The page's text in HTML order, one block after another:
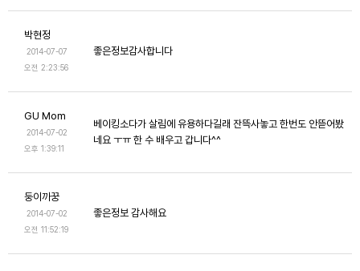
박현정
2014-07-07
오전 2:23:56
좋은정보감사합니다
GU Mom
2014-07-02
오후 1:39:11
베이킹소다가 살림에 유용하다길래 잔뜩사놓고 한번도 안뜯어봤
네요 ㅜㅠ 한 수 배우고 갑니다^^
둥이까꿍
2014-07-02
오전 11:52:19
좋은정보 감사해요